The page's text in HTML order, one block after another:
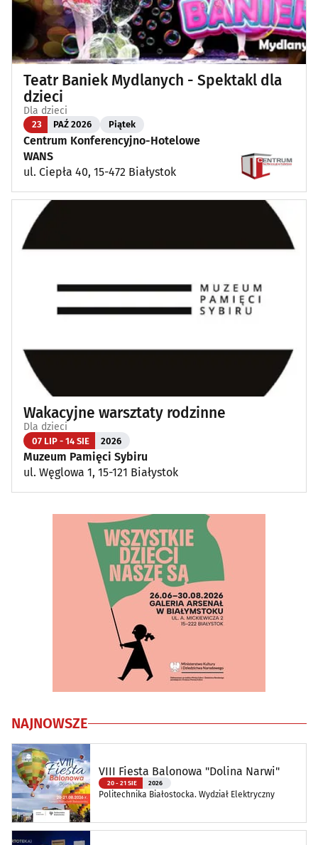
Teatr Baniek Mydlanych - Spektakl dla
dzieci
Dla dzieci
23 PAŹ 2026 Piątek
Centrum Konferencyjno-Hotelowe
WANS
ul. Ciepła 40, 15-472 Białystok
Wakacyjne warsztaty rodzinne
Dla dzieci
07 LIP - 14 SIE 2026
Muzeum Pamięci Sybiru
ul. Węglowa 1, 15-121 Białystok
NAJNOWSZE
VIII Fiesta Balonowa "Dolina Narwi"
20 - 21 SIE 2026
Politechnika Białostocka. Wydział Elektryczny